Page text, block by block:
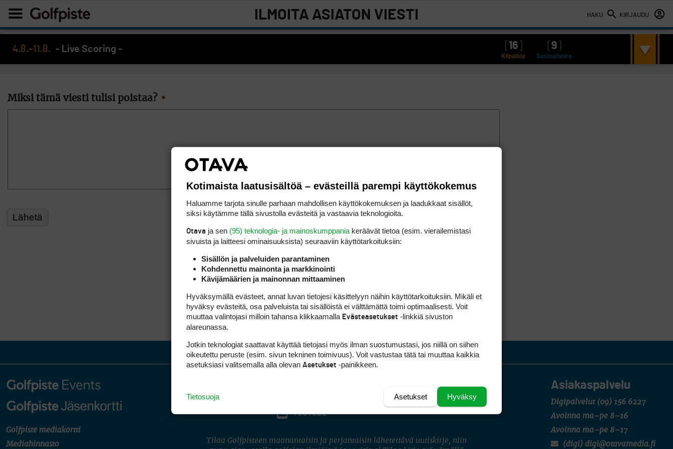
HAKU KIRJAUDU
ILMOITA ASIATON VIESTI
4.8.–11.8. - Live Scoring - 16 9
Kilpailua Suomalaista
Miksi tämä viesti tulisi poistaa? *
Golfpiste mediakortti
Mediahinnasto
Asiakaspalvelu
Digipalvelut (09) 156 6227
Avoinna ma–pe 8–16
Avoinna ma–pe 8–17
(digi) digi@otavamedia.fi
INSTAGRAM
YOUTUBE
Tilaa Golfpisteen maanantaisin ja perjantaisin lähetettävä uutiskirje, niin
Kotimaista laatusisältöä – evästeillä parempi käyttökokemus
Haluamme tarjota sinulle parhaan mahdollisen käyttökokemuksen ja laadukkaat sisällöt,
siksi käytämme tällä sivustolla evästeitä ja vastaavia teknologioita.
Otava ja sen (95) teknologia- ja mainoskumppania keräävät tietoa (esim. vierailemis­tasi
sivuista ja laitteesi ominaisuuk­sista) seuraaviin käyttötarkoituksiin:
Sisällön ja palveluiden parantaminen
Kohdennettu mainonta ja markkinointi
Kävijämäärien ja mainonnan mittaaminen
Hyväksymällä evästeet, annat luvan tietojesi käsittelyyn näihin käyttötarkoituksiin. Mikäli et
hyväksy evästeitä, osa palveluista tai sisällöistä ei välttämättä toimi optimaalisesti. Voit
muuttaa valintojasi milloin tahansa klikkaamalla Evästeasetukset -linkkiä sivuston
alareunassa.
Jotkin teknologiat saattavat käyttää tietojasi myös ilman suostumustasi, jos niillä on siihen
oikeutettu peruste (esim. sivun tekninen toimivuus). Voit vastustaa tätä tai muuttaa kaikkia
asetuksiasi valitsemalla alla olevan Asetukset -painikkeen.
Hyväksy
Asetukset
Tietosuoja